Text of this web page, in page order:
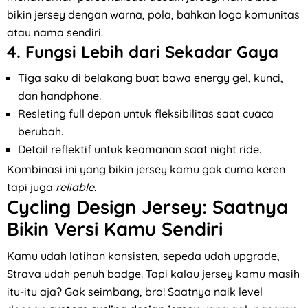
bikin jersey dengan warna, pola, bahkan logo komunitas
atau nama sendiri.
4. Fungsi Lebih dari Sekadar Gaya
Tiga saku di belakang buat bawa energy gel, kunci,
dan handphone.
Resleting full depan untuk fleksibilitas saat cuaca
berubah.
Detail reflektif untuk keamanan saat night ride.
Kombinasi ini yang bikin jersey kamu gak cuma keren
tapi juga reliable.
Cycling Design Jersey: Saatnya
Bikin Versi Kamu Sendiri
Kamu udah latihan konsisten, sepeda udah upgrade,
Strava udah penuh badge. Tapi kalau jersey kamu masih
itu-itu aja? Gak seimbang, bro! Saatnya naik level